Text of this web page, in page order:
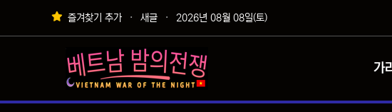
상단 네비 즐겨찾기 추가 새글 2026년 08월 08일(토)
가